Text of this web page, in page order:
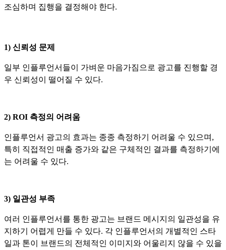
조심하며 집행을 결정해야 한다.
1) 신뢰성 문제
일부 인플루언서들이 가벼운 마음가짐으로 광고를 진행할 경
우 신뢰성이 떨어질 수 있다.
2) ROI 측정의 어려움
인플루언서 광고의 효과는 종종 측정하기 어려울 수 있으며,
특히 직접적인 매출 증가와 같은 구체적인 결과를 측정하기에
는 어려울 수 있다.
3) 일관성 부족
여러 인플루언서를 통한 광고는 브랜드 메시지의 일관성을 유
지하기 어렵게 만들 수 있다. 각 인플루언서의 개별적인 스타
일과 톤이 브랜드의 전체적인 이미지와 어울리지 않을 수 있을